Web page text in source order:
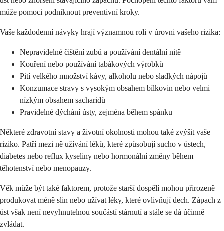
může pomoci podniknout preventivní kroky.
Vaše každodenní návyky hrají významnou roli v úrovni vašeho rizika:
Nepravidelné čištění zubů a používání dentální nitě
Kouření nebo používání tabákových výrobků
Pití velkého množství kávy, alkoholu nebo sladkých nápojů
Konzumace stravy s vysokým obsahem bílkovin nebo velmi
nízkým obsahem sacharidů
Pravidelné dýchání ústy, zejména během spánku
Některé zdravotní stavy a životní okolnosti mohou také zvýšit vaše
riziko. Patří mezi ně užívání léků, které způsobují sucho v ústech,
diabetes nebo reflux kyseliny nebo hormonální změny během
těhotenství nebo menopauzy.
Věk může být také faktorem, protože starší dospělí mohou přirozeně
produkovat méně slin nebo užívat léky, které ovlivňují dech. Zápach z
úst však není nevyhnutelnou součástí stárnutí a stále se dá účinně
zvládat.